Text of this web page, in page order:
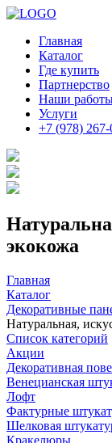
Главная
Каталог
Где купить
Партнерство
Наши
Услуги
+7 (978)
экокожа
Главная
Каталог
Декоративные
Натуральная,
Список категорий
Акции
Декоративная
Венецианская
Лофт
Фактурные
Шелковая
Кракелюры